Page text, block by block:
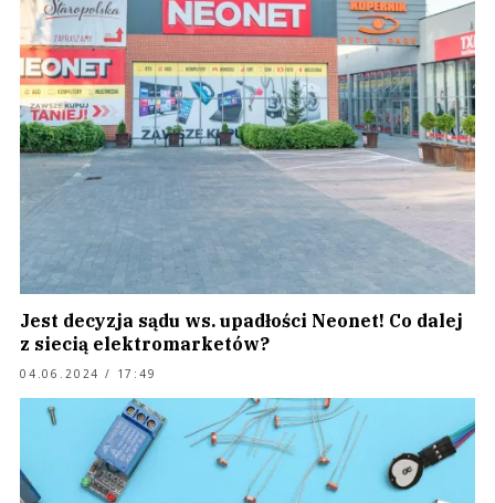
Jest decyzja sądu ws. upadłości Neonet! Co dalej
z siecią elektromarketów?
04.06.2024 / 17:49